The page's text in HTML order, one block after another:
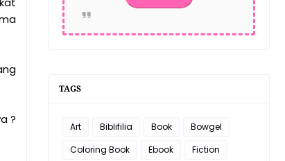
?
TAGS
Art Biblifilia Book
Bowgel
Coloring Book
Ebook
Fiction